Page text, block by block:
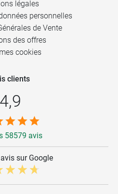
légales
personnelles
de Vente
des offres
cookies
clients
4,9
58579 avis
sur Google